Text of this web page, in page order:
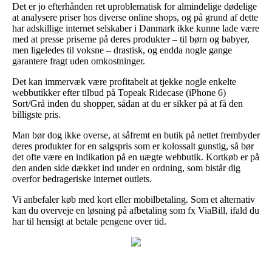
Det er jo efterhånden ret uproblematisk for almindelige dødelige
at analysere priser hos diverse online shops, og på grund af dette
har adskillige internet selskaber i Danmark ikke kunne lade være
med at presse priserne på deres produkter – til børn og babyer,
men ligeledes til voksne – drastisk, og endda nogle gange
garantere fragt uden omkostninger.
Det kan immervæk være profitabelt at tjekke nogle enkelte
webbutikker efter tilbud på Topeak Ridecase (iPhone 6)
Sort/Grå inden du shopper, sådan at du er sikker på at få den
billigste pris.
Man bør dog ikke overse, at såfremt en butik på nettet frembyder
deres produkter for en salgspris som er kolossalt gunstig, så bør
det ofte være en indikation på en uægte webbutik. Kortkøb er på
den anden side dækket ind under en ordning, som bistår dig
overfor bedrageriske internet outlets.
Vi anbefaler køb med kort eller mobilbetaling. Som et alternativ
kan du overveje en løsning på afbetaling som fx ViaBill, ifald du
har til hensigt at betale pengene over tid.